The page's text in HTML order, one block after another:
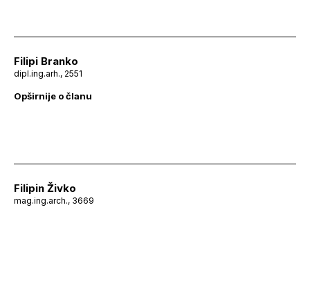
Filipi Branko
dipl.ing.arh., 2551
Opširnije o članu
Filipin Živko
mag.ing.arch., 3669